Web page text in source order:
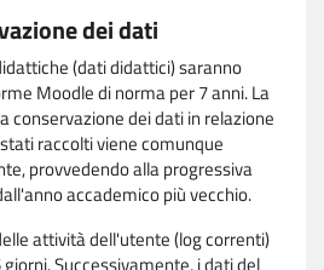
dei dati
(dati didattici) saranno
Moodle di norma per 7 anni. La
conservazione dei dati in relazione
raccolti viene comunque
provvedendo alla progressiva
accademico più vecchio.
attività dell'utente (log correnti)
Successivamente, i dati del